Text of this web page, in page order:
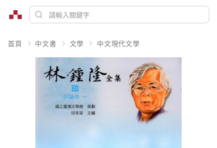
首頁 中文書 文學 中文現代文學